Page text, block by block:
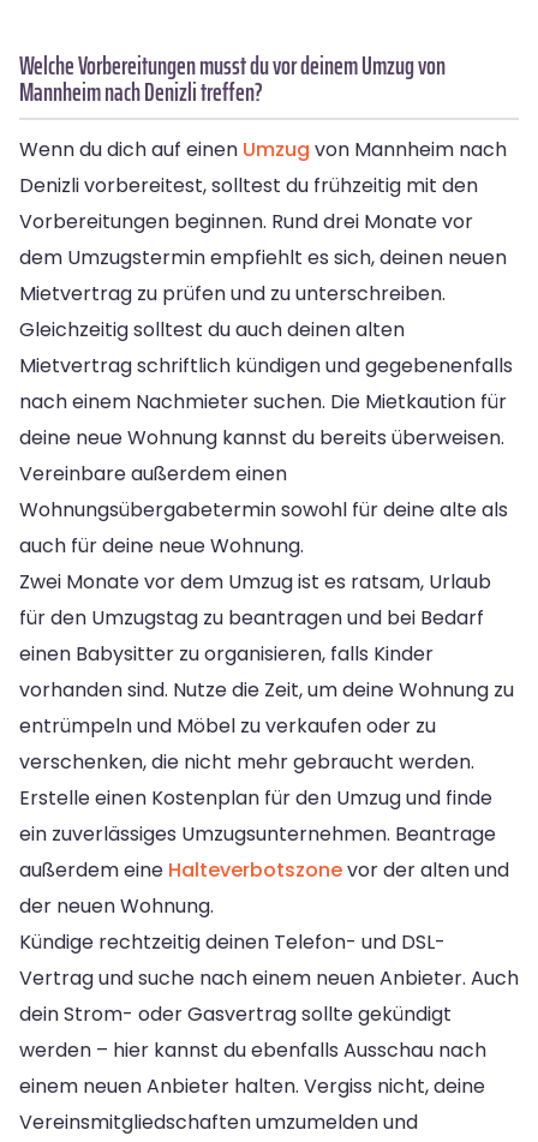
Welche Vorbereitungen musst du vor deinem Umzug von
Mannheim nach Denizli treffen?
Wenn du dich auf einen Umzug von Mannheim nach
Denizli vorbereitest, solltest du frühzeitig mit den
Vorbereitungen beginnen. Rund drei Monate vor
dem Umzugstermin empfiehlt es sich, deinen neuen
Mietvertrag zu prüfen und zu unterschreiben.
Gleichzeitig solltest du auch deinen alten
Mietvertrag schriftlich kündigen und gegebenenfalls
nach einem Nachmieter suchen. Die Mietkaution für
deine neue Wohnung kannst du bereits überweisen.
Vereinbare außerdem einen
Wohnungsübergabetermin sowohl für deine alte als
auch für deine neue Wohnung.
Zwei Monate vor dem Umzug ist es ratsam, Urlaub
für den Umzugstag zu beantragen und bei Bedarf
einen Babysitter zu organisieren, falls Kinder
vorhanden sind. Nutze die Zeit, um deine Wohnung zu
entrümpeln und Möbel zu verkaufen oder zu
verschenken, die nicht mehr gebraucht werden.
Erstelle einen Kostenplan für den Umzug und finde
ein zuverlässiges Umzugsunternehmen. Beantrage
außerdem eine Halteverbotszonevor der alten und
der neuen Wohnung.
Kündige rechtzeitig deinen Telefon- und DSL-
Vertrag und suche nach einem neuen Anbieter. Auch
dein Strom- oder Gasvertrag sollte gekündigt
werden – hier kannst du ebenfalls Ausschau nach
einem neuen Anbieter halten. Vergiss nicht, deine
Vereinsmitgliedschaften umzumelden und